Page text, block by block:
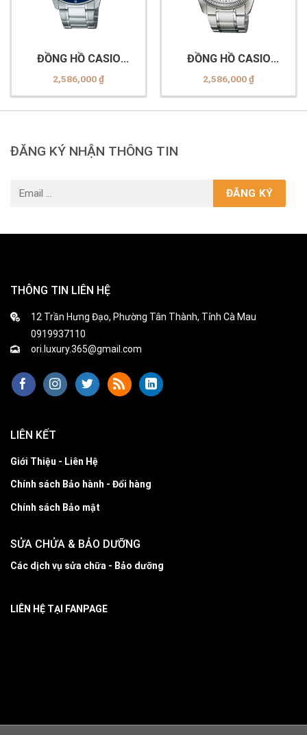
ĐỒNG HỒ CASIO
MTP-1374D-2A3VDF
2,586,000₫
ĐỒNG HỒ CASIO
MTP-1375D-7AVDF
2,586,000₫
ĐĂNG KÝ NHẬN THÔNG TIN
THÔNG TIN LIÊN HỆ
12 Trần Hưng Đạo, Phường Tân Thành, Tỉnh Cà Mau
0919937110
ori.luxury.365@gmail.com
LIÊN KẾT
Giới Thiệu - Liên Hệ
Chính sách Bảo hành - Đổi hàng
Chính sách Bảo mật
SỬA CHỬA & BẢO DƯỠNG
Các dịch vụ sửa chữa - Bảo dưỡng
LIÊN HỆ TẠI FANPAGE